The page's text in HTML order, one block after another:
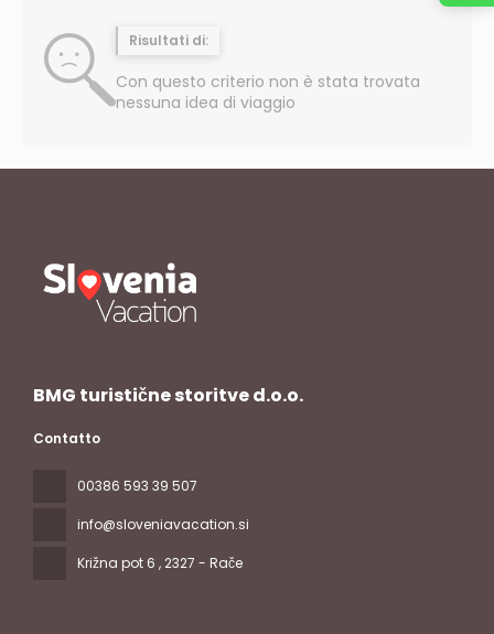
Risultati di:
Con questo criterio non è stata trovata
nessuna idea di viaggio
BMG turistične storitve d.o.o.
Contatto
00386 593 39 507
info@sloveniavacation.si
Križna pot 6 , 2327 - Rače